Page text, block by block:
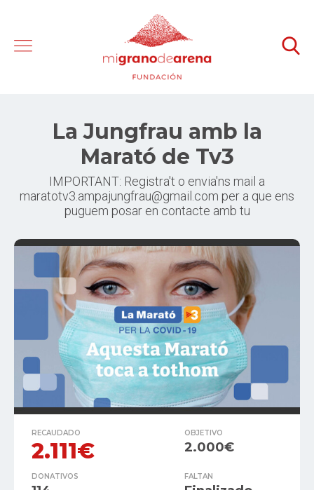
La Jungfrau amb la
Marató de Tv3
IMPORTANT: Registra't o envia'ns mail a
maratotv3.ampajungfrau@gmail.com per a que ens
puguem posar en contacte amb tu
RECAUDADO
2.111€
OBJETIVO
2.000€
DONATIVOS FALTAN